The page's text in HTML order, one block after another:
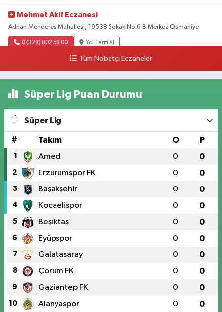
Mehmet Akif Eczanesi
Adnan Menderes Mahallesi, 19538 Sokak No:6 B Merkez Osmaniye
0 (328) 802 58 00 Yol Tarifi Al
Tüm Nöbetçi Eczaneler
Süper Lig Puan Durumu
Süper Lig
# Takım O P
1 Amed 0 0
2 Erzurumspor FK 0 0
3 Başakşehir 0 0
4 Kocaelispor 0 0
5 Beşiktaş 0 0
6 Eyüpspor 0 0
7 Galatasaray 0 0
8 Çorum FK 0 0
9 Gaziantep FK 0 0
10 Alanyaspor 0 0